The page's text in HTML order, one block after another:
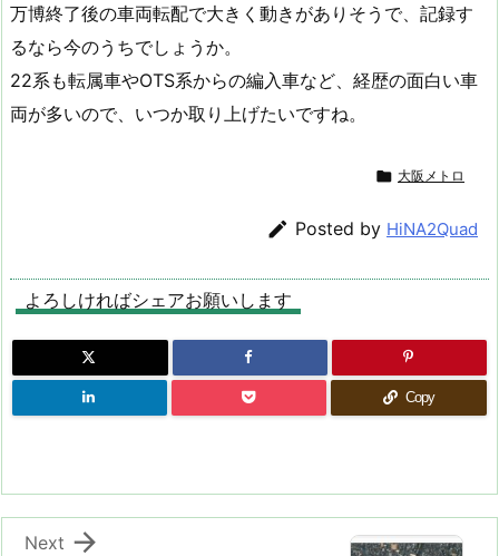
万博終了後の車両転配で大きく動きがありそうで、記録す
るなら今のうちでしょうか。
22系も転属車やOTS系からの編入車など、経歴の面白い車
両が多いので、いつか取り上げたいですね。
 大阪メトロ
 Posted by HiNA2Quad
よろしければシェアお願いします
Copy

Next